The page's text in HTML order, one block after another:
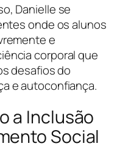
Danielle se
onde os alunos
e
corporal que
desafios do
e autoconfiança.
a Inclusão
Social